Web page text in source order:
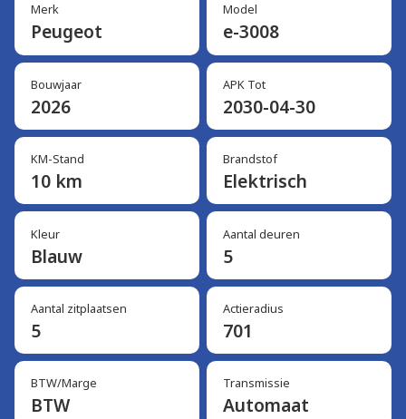
Merk
Peugeot
Model
e-3008
Bouwjaar
2026
APK Tot
2030-04-30
KM-Stand
10 km
Brandstof
Elektrisch
Kleur
Blauw
Aantal deuren
5
Aantal zitplaatsen
5
Actieradius
701
BTW/Marge
BTW
Transmissie
Automaat